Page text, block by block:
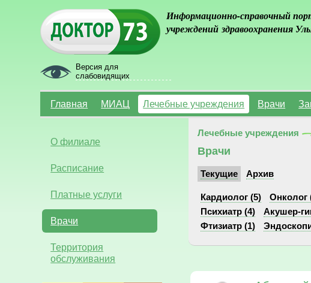
Версия для
слабовидящих
Информационно-справочный
учреждений здравоохранения
Главная МИАЦ Лечебные учреждения Врачи
О филиале
Расписание
Платные услуги
Врачи
Территория
обслуживания
Лечебные учреждения
Врачи
Текущие Архив
Кардиолог (5) Онколог
Психиатр (4)
Акушер-
Фтизиатр (1)